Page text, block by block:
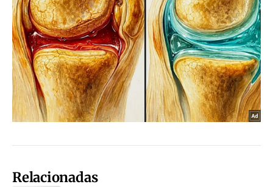
Relacionadas